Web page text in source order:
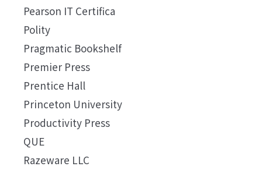
Pearson IT Certifica
Polity
Pragmatic Bookshelf
Premier Press
Prentice Hall
Princeton University
Productivity Press
QUE
Razeware LLC